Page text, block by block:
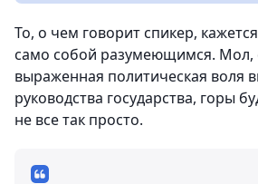
То, о чем говорит спикер,
само собой разумеющимся. Мол,
выраженная политическая воля
руководства государства, горы
не все так просто.